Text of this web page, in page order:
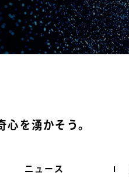
心を湧かそう。
ニュース